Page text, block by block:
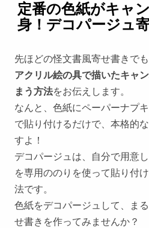
定番の色紙がキャ
身！デコパージュ
先ほどの怪文書風寄せ書きで
アクリル絵の具で描いたキャ
まう方法をお伝えします。
なんと、色紙にペーパーナプ
で貼り付けるだけで、本格的
すよ！
デコパージュは、自分で用意
を専用ののりを使って貼り付
法です。
色紙をデコパージュして、ま
せ書きを作ってみませんか？